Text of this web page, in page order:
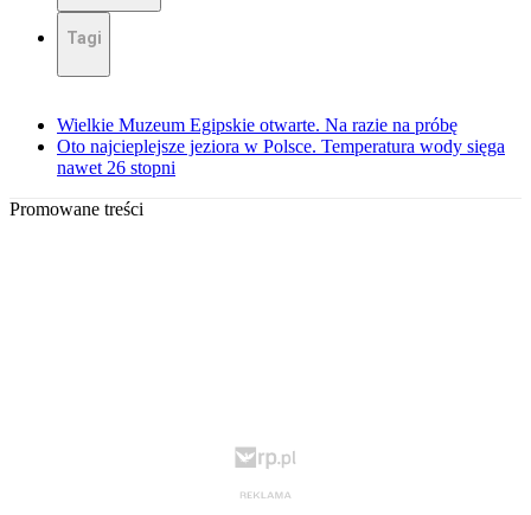
Tagi
Wielkie Muzeum Egipskie otwarte. Na razie na próbę
Oto najcieplejsze jeziora w Polsce. Temperatura wody sięga
nawet 26 stopni
Promowane treści